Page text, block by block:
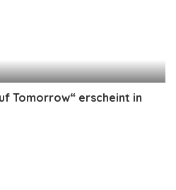
Tomorrow“ erscheint in